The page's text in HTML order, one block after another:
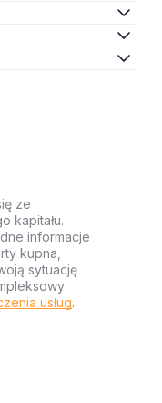
ze
kapitału.
informacje
kupna,
sytuację
usług.